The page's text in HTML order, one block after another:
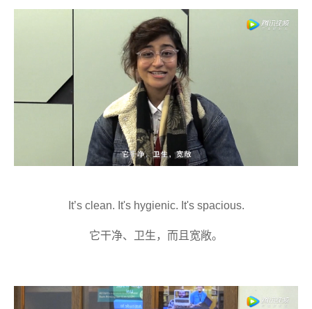
It’s clean. It's hygienic. It's spacious.
它干净、 卫生 ， 而且 宽敞。